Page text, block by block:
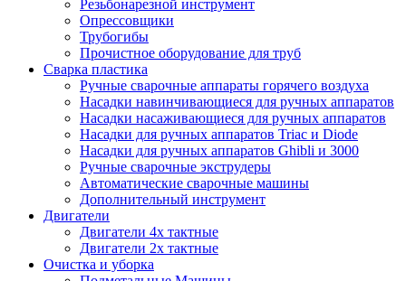
Резьбонарезной инструмент
Опрессовщики
Трубогибы
Прочистное оборудование для труб
Сварка пластика
Ручные сварочные аппараты горячего воздуха
Насадки навинчивающиеся для ручных аппаратов
Насадки насаживающиеся для ручных аппаратов
Насадки для ручных аппаратов Triac и Diode
Насадки для ручных аппаратов Ghibli и 3000
Ручные сварочные экструдеры
Автоматические сварочные машины
Дополнительный инструмент
Двигатели
Двигатели 4х тактные
Двигатели 2х тактные
Очистка и уборка